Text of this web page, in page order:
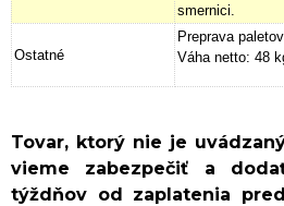
smernici.
Ostatné
Preprava
Váha netto: 48
Tovar, ktorý nie je
vieme zabezpečiť a
týždňov od zaplatenia